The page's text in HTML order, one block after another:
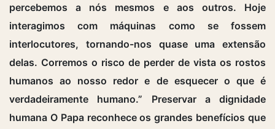
percebemos a nós mesmos e aos outros. Hoje
interagimos com máquinas como se fossem
interlocutores, tornando-nos quase uma extensão
delas. Corremos o risco de perder de vista os rostos
humanos ao nosso redor e de esquecer o que é
verdadeiramente humano.” Preservar a dignidade
humana O Papa reconhece os grandes benefícios que